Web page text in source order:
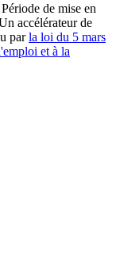
de mise en
accélérateur de
parla loi du 5 mars
et à la